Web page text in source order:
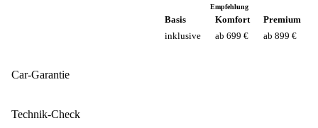
Basis
inklusive
Empfehlung
Komfort
ab 699 €
Premium
ab 899 €
Car-Garantie
Technik-Check